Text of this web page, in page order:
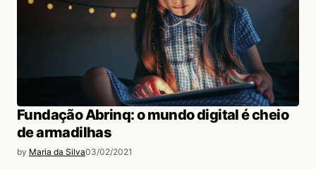
Fundação Abrinq: o mundo digital é cheio
de armadilhas
by Maria da Silva03/02/2021